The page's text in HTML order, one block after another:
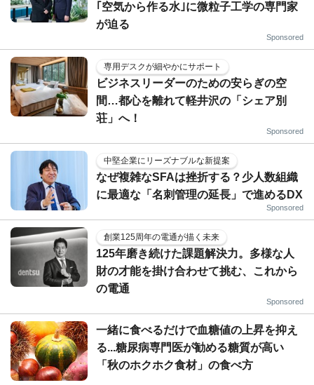
｢空気から作る水｣に微粒子工学の専門家
が迫る
Sponsored
専用デスクが細やかにサポート
ビジネスリーダーのための安らぎの空
間…都心を離れて軽井沢の「シェア別
荘」へ！
Sponsored
中堅企業にリーズナブルな新提案
なぜ複雑なSFAは挫折する？少人数組織
に最適な「名刺管理の延長」で進めるDX
Sponsored
創業125周年の電通が描く未来
125年磨き続けた課題解決力。多様な人
財の才能を掛け合わせて挑む、これから
の電通
Sponsored
一緒に食べるだけで血糖値の上昇を抑え
る...糖尿病専門医が勧める糖質が高い
「秋のホクホク食材」の食べ方